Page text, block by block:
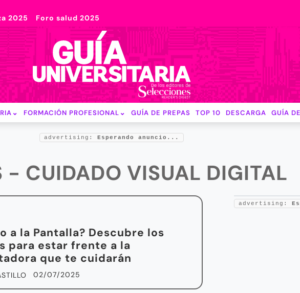
2025 Foro salud 2025
FORMACIÓN PROFESIONAL GUÍA DE PREPAS TOP 10 DESCARGA GUÍA
advertising: Esperando anuncio...
- CUIDADO VISUAL DIGITAL
a la Pantalla? Descubre los
para estar frente a la
que te cuidarán
02/07/2025
advertising: